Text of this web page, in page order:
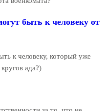
быть к человеку от
к человеку, который уже
ада?)